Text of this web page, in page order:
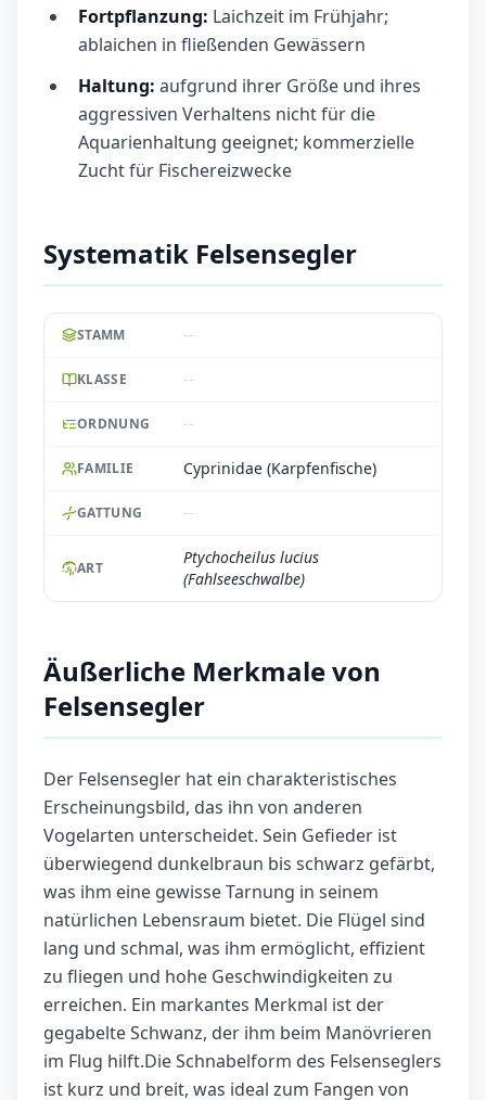
Fortpflanzung: Laichzeit im Frühjahr;
ablaichen in fließenden Gewässern
Haltung: aufgrund ihrer Größe und ihres
aggressiven Verhaltens nicht für die
Aquarienhaltung geeignet; kommerzielle
Zucht für Fischereizwecke
Systematik Felsensegler
STAMM --
KLASSE --
ORDNUNG --
FAMILIE Cyprinidae (Karpfenfische)
GATTUNG --
ART
Ptychocheilus lucius
(Fahlseeschwalbe)
Äußerliche Merkmale von
Felsensegler
Der Felsensegler hat ein charakteristisches
Erscheinungsbild, das ihn von anderen
Vogelarten unterscheidet. Sein Gefieder ist
überwiegend dunkelbraun bis schwarz gefärbt,
was ihm eine gewisse Tarnung in seinem
natürlichen Lebensraum bietet. Die Flügel sind
lang und schmal, was ihm ermöglicht, effizient
zu fliegen und hohe Geschwindigkeiten zu
erreichen. Ein markantes Merkmal ist der
gegabelte Schwanz, der ihm beim Manövrieren
im Flug hilft.Die Schnabelform des Felsenseglers
ist kurz und breit, was ideal zum Fangen von